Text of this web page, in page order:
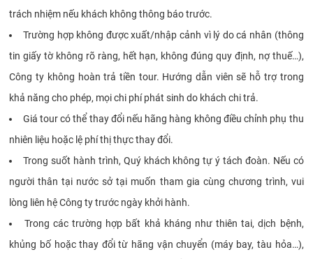
trách nhiệm nếu khách không thông báo trước.
Trường hợp không được xuất/nhập cảnh vì lý do cá nhân (thông
tin giấy tờ không rõ ràng, hết hạn, không đúng quy định, nợ thuế…),
Công ty không hoàn trả tiền tour. Hướng dẫn viên sẽ hỗ trợ trong
khả năng cho phép, mọi chi phí phát sinh do khách chi trả.
Giá tour có thể thay đổi nếu hãng hàng không điều chỉnh phụ thu
nhiên liệu hoặc lệ phí thị thực thay đổi.
Trong suốt hành trình, Quý khách không tự ý tách đoàn. Nếu có
người thân tại nước sở tại muốn tham gia cùng chương trình, vui
lòng liên hệ Công ty trước ngày khởi hành.
Trong các trường hợp bất khả kháng như thiên tai, dịch bệnh,
khủng bố hoặc thay đổi từ hãng vận chuyển (máy bay, tàu hỏa…),